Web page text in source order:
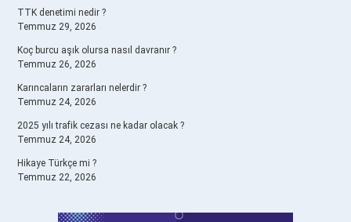
TTK denetimi nedir ?
Temmuz 29, 2026
Koç burcu aşık olursa nasıl davranır ?
Temmuz 26, 2026
Karıncaların zararları nelerdir ?
Temmuz 24, 2026
2025 yılı trafik cezası ne kadar olacak ?
Temmuz 24, 2026
Hikaye Türkçe mi ?
Temmuz 22, 2026